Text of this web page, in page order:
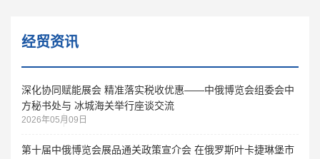
经贸资讯
深化协同赋能展会 精准落实税收优惠——中俄博览会组委会中
方秘书处与 冰城海关举行座谈交流
2026年05月09日
第十届中俄博览会展品通关政策宣介会 在俄罗斯叶卡捷琳堡市